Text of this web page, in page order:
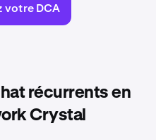
votre DCA
récurrents en
Crystal